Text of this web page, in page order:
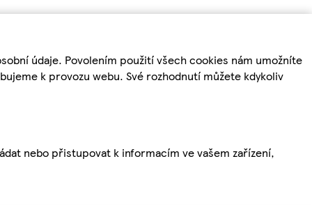
údaje. Povolením použití všech cookies nám umožníte
k provozu webu. Své rozhodnutí můžete kdykoliv
nebo přistupovat k informacím ve vašem zařízení,